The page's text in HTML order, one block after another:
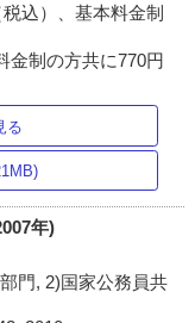
込）、基本料金制
金制の方共に770円
る
年)
門, 2)国家公務員共